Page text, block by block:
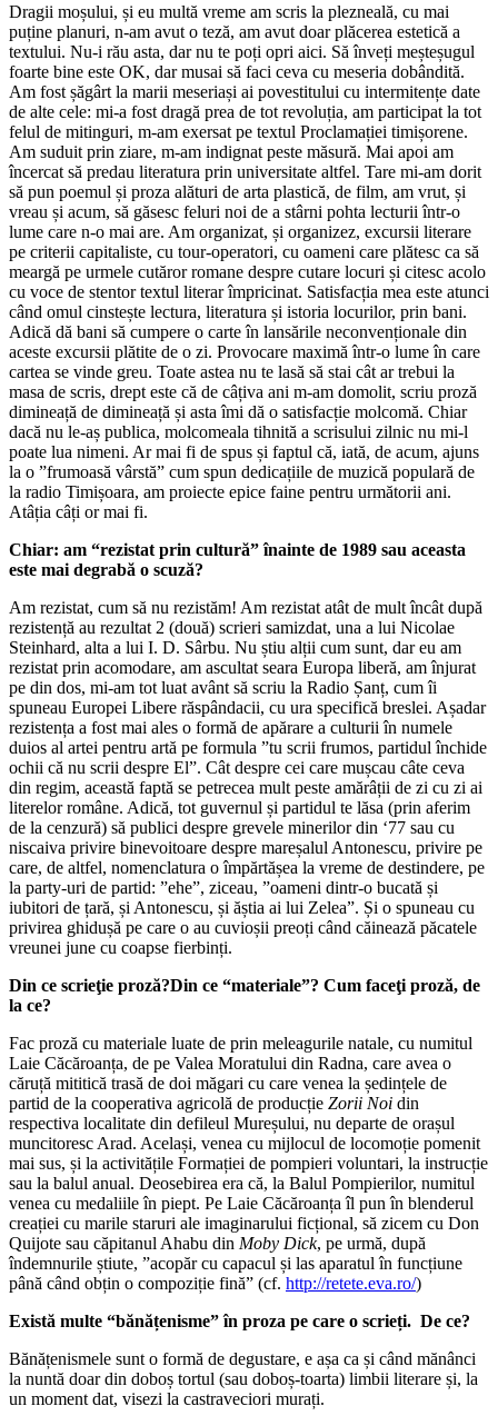
Dragii moșului, și eu multă vreme am scris la plezneală, cu mai
puține planuri, n-am avut o teză, am avut doar plăcerea estetică a
textului. Nu-i rău asta, dar nu te poți opri aici. Să înveți meșteșugul
foarte bine este OK, dar musai să faci ceva cu meseria dobândită.
Am fost șăgârt la marii meseriași ai povestitului cu intermitențe date
de alte cele: mi-a fost dragă prea de tot revoluția, am participat la tot
felul de mitinguri, m-am exersat pe textul Proclamației timișorene.
Am suduit prin ziare, m-am indignat peste măsură. Mai apoi am
încercat să predau literatura prin universitate altfel. Tare mi-am dorit
să pun poemul și proza alături de arta plastică, de film, am vrut, și
vreau și acum, să găsesc feluri noi de a stârni pohta lecturii într-o
lume care n-o mai are. Am organizat, și organizez, excursii literare
pe criterii capitaliste, cu tour-operatori, cu oameni care plătesc ca să
meargă pe urmele cutăror romane despre cutare locuri și citesc acolo
cu voce de stentor textul literar împricinat. Satisfacția mea este atunci
când omul cinstește lectura, literatura și istoria locurilor, prin bani.
Adică dă bani să cumpere o carte în lansările neconvenționale din
aceste excursii plătite de o zi. Provocare maximă într-o lume în care
cartea se vinde greu. Toate astea nu te lasă să stai cât ar trebui la
masa de scris, drept este că de câțiva ani m-am domolit, scriu proză
dimineață de dimineață și asta îmi dă o satisfacție molcomă. Chiar
dacă nu le-aș publica, molcomeala tihnită a scrisului zilnic nu mi-l
poate lua nimeni. Ar mai fi de spus și faptul că, iată, de acum, ajuns
la o ”frumoasă vârstă” cum spun dedicațiile de muzică populară de
la radio Timișoara, am proiecte epice faine pentru următorii ani.
Atâția câți or mai fi.
Chiar: am “rezistat prin cultură” înainte de 1989 sau aceasta
este mai degrabă o scuză?
Am rezistat, cum să nu rezistăm! Am rezistat atât de mult încât după
rezistență au rezultat 2 (două) scrieri samizdat, una a lui Nicolae
Steinhard, alta a lui I. D. Sârbu. Nu știu alții cum sunt, dar eu am
rezistat prin acomodare, am ascultat seara Europa liberă, am înjurat
pe din dos, mi-am tot luat avânt să scriu la Radio Șanț, cum îi
spuneau Europei Libere răspândacii, cu ura specifică breslei. Așadar
rezistența a fost mai ales o formă de apărare a culturii în numele
duios al artei pentru artă pe formula ”tu scrii frumos, partidul închide
ochii că nu scrii despre El”. Cât despre cei care mușcau câte ceva
din regim, această faptă se petrecea mult peste amărâții de zi cu zi ai
literelor române. Adică, tot guvernul și partidul te lăsa (prin aferim
de la cenzură) să publici despre grevele minerilor din ‘77 sau cu
niscaiva privire binevoitoare despre mareșalul Antonescu, privire pe
care, de altfel, nomenclatura o împărtășea la vreme de destindere, pe
la party-uri de partid: ”ehe”, ziceau, ”oameni dintr-o bucată și
iubitori de țară, și Antonescu, și ăștia ai lui Zelea”. Și o spuneau cu
privirea ghidușă pe care o au cuvioșii preoți când căinează păcatele
vreunei june cu coapse fierbinți.
Din ce scrieţie proză?Din ce “materiale”? Cum faceţi proză, de
la ce?
Fac proză cu materiale luate de prin meleagurile natale, cu numitul
Laie Căcăroanța, de pe Valea Moratului din Radna, care avea o
căruță mititică trasă de doi măgari cu care venea la ședințele de
partid de la cooperativa agricolă de producție Zorii Noi din
respectiva localitate din defileul Mureșului, nu departe de orașul
muncitoresc Arad. Același, venea cu mijlocul de locomoție pomenit
mai sus, și la activitățile Formației de pompieri voluntari, la instrucție
sau la balul anual. Deosebirea era că, la Balul Pompierilor, numitul
venea cu medaliile în piept. Pe Laie Căcăroanța îl pun în blenderul
creației cu marile staruri ale imaginarului ficțional, să zicem cu Don
Quijote sau căpitanul Ahabu din Moby Dick, pe urmă, după
îndemnurile știute, ”acopăr cu capacul și las aparatul în funcțiune
până când obțin o compoziție fină” (cf. http://retete.eva.ro/)
Există multe “bănățenisme” în proza pe care o scrieți. De ce?
Bănățenismele sunt o formă de degustare, e așa ca și când mănânci
la nuntă doar din doboș tortul (sau doboș-toarta) limbii literare și, la
un moment dat, visezi la castraveciori murați.